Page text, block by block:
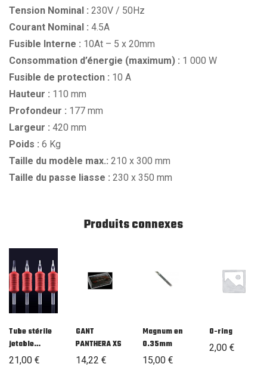
Tension Nominal : 230V / 50Hz
Courant Nominal : 4.5A
Fusible Interne : 10At – 5 x 20mm
Consommation d’énergie (maximum) : 1 000 W
Fusible de protection : 10 A
Hauteur : 110 mm
Profondeur : 177 mm
Largeur : 420 mm
Poids : 6 Kg
Taille du modèle max.: 210 x 300 mm
Taille du passe liasse : 230 x 350 mm
Produits connexes
Tube stérile
jetable
Diamand
21,00 €
GANT
PANTHERA XS
14,22 €
Magnum en
0.35mm
15,00 €
O-ring
2,00 €